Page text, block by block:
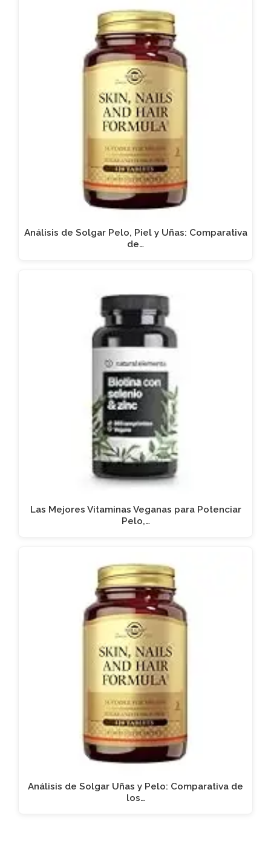
Análisis de Solgar Pelo, Piel y Uñas: Comparativa
de…
Las Mejores Vitaminas Veganas para Potenciar
Pelo,…
Análisis de Solgar Uñas y Pelo: Comparativa de
los…